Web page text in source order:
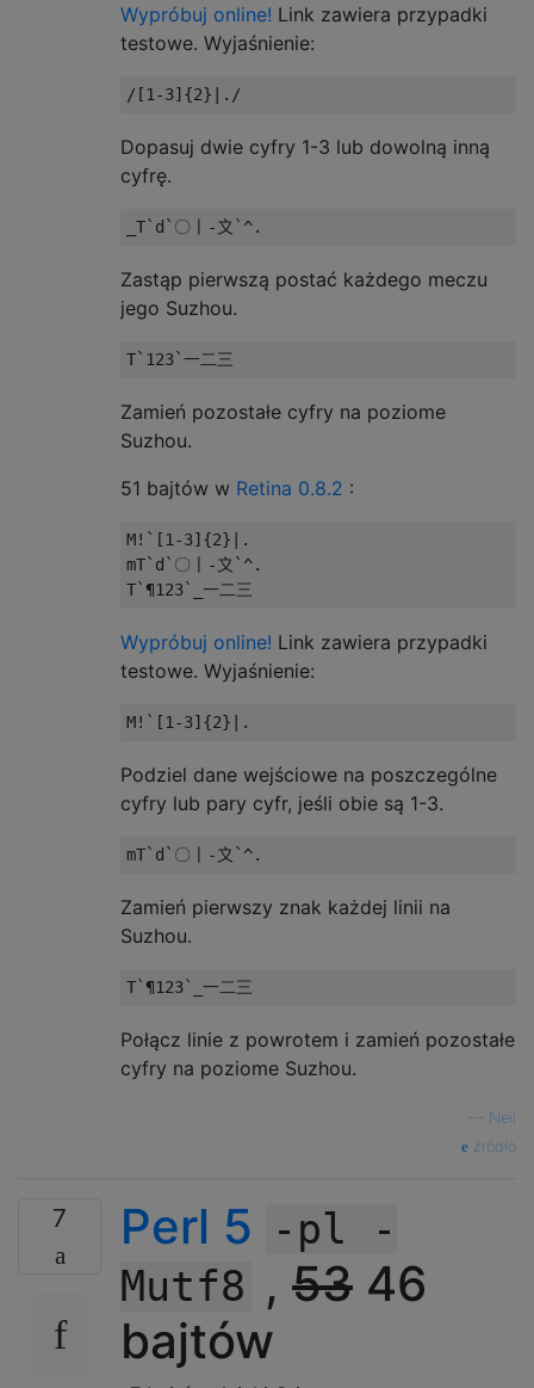
Wypróbuj online! Link zawiera przypadki
testowe. Wyjaśnienie:
Dopasuj dwie cyfry 1-3 lub dowolną inną
cyfrę.
Zastąp pierwszą postać każdego meczu
jego Suzhou.
Zamień pozostałe cyfry na poziome
Suzhou.
51 bajtów w Retina 0.8.2 :
M!`[1-3]{2}|.
mT`d`〇〡-〩`^.
Wypróbuj online! Link zawiera przypadki
testowe. Wyjaśnienie:
Podziel dane wejściowe na poszczególne
cyfry lub pary cyfr, jeśli obie są 1-3.
Zamień pierwszy znak każdej linii na
Suzhou.
Połącz linie z powrotem i zamień pozostałe
cyfry na poziome Suzhou.
Neil
źródło
7 Perl 5 -pl -
Mutf8 , 53 46
bajtów